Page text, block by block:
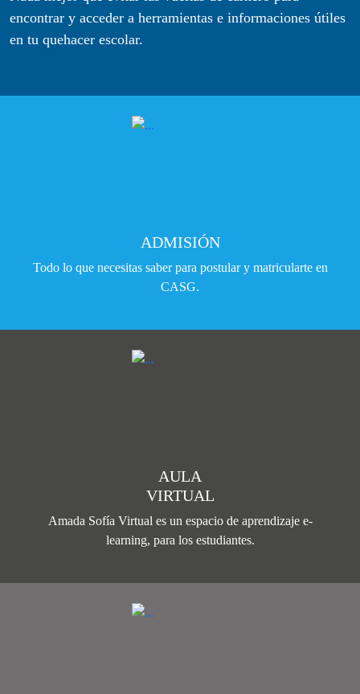
encontrar y acceder a herramientas e informaciones útiles
en tu quehacer escolar.
ADMISIÓN
Todo lo que necesitas saber para postular y matricularte en
CASG.
AULA
VIRTUAL
Amada Sofía Virtual es un espacio de aprendizaje e-
learning, para los estudiantes.